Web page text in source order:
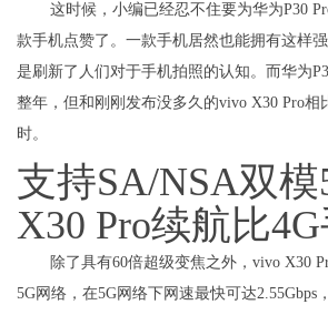
这时候，小编已经忍不住要为华为P30
款手机点赞了。一款手机居然也能拥有这样
是刷新了人们对于手机拍照的认知。而华为
整年，但和刚刚发布没多久的vivo X30 Pro相
时。
支持SA/NSA双
X30 Pro续航比
除了具有60倍超级变焦之外，vivo X30
5G网络，在5G网络下网速最快可达2.55Gbps